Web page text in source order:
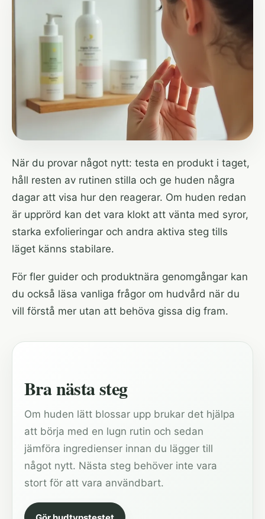
När du provar något nytt: testa en produkt i taget,
håll resten av rutinen stilla och ge huden några
dagar att visa hur den reagerar. Om huden redan
är upprörd kan det vara klokt att vänta med syror,
starka exfolieringar och andra aktiva steg tills
läget känns stabilare.
För fler guider och produktnära genomgångar kan
du också läsa vanliga frågor om hudvård när du
vill förstå mer utan att behöva gissa dig fram.
Bra nästa steg
Om huden lätt blossar upp brukar det hjälpa
att börja med en lugn rutin och sedan
jämföra ingredienser innan du lägger till
något nytt. Nästa steg behöver inte vara
stort för att vara användbart.